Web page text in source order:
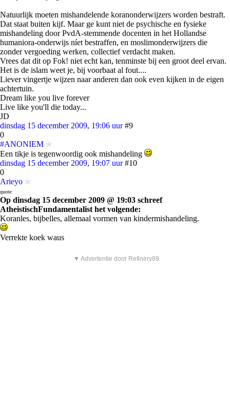
Natuurlijk moeten mishandelende koranonderwijzers worden bestraft.
Dat staat buiten kijf. Maar ge kunt niet de psychische en fysieke
mishandeling door PvdA-stemmende docenten in het Hollandse
humaniora-onderwijs níet bestraffen, en moslimonderwijzers die
zonder vergoeding werken, collectief verdacht maken.
Vrees dat dit op Fok! niet echt kan, tenminste bij een groot deel ervan.
Het is de islam weet je, bij voorbaat al fout....
Liever vingertje wijzen naar anderen dan ook even kijken in de eigen
achtertuin.
Dream like you live forever
Live like you'll die today...
JD
dinsdag 15 december 2009, 19:06 uur #9
0
#ANONIEM
Een tikje is tegenwoordig ook mishandeling
dinsdag 15 december 2009, 19:07 uur #10
0
Arieyo
quote:
Op dinsdag 15 december 2009 @ 19:03 schreef
AtheistischFundamentalist het volgende:
Koranles, bijbelles, allemaal vormen van kindermishandeling.
Verrekte koek waus
▼ Advertentie door Refinery89